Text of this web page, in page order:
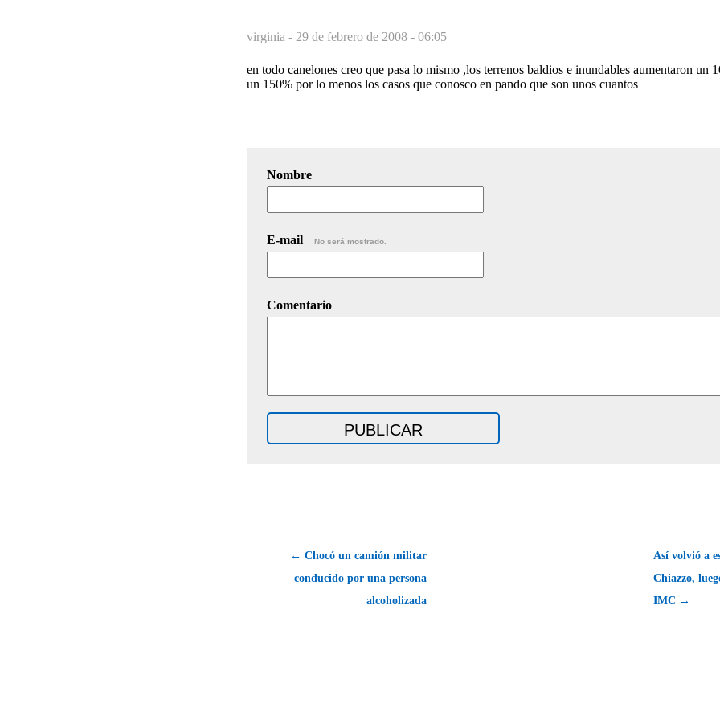
virginia - 29 de febrero de 2008 - 06:05
en todo canelones creo que pasa lo mismo ,los terrenos baldios e inundables aumentaron un
un 150% por lo menos los casos que conosco en pando que son unos cuantos
Nombre
E-mail No será mostrado.
Comentario
← Chocó un camión militar
conducido por una persona
alcoholizada
Así volvió a
Chiazzo,
IMC →